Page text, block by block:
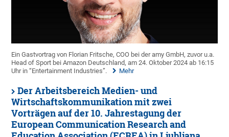
Ein Gastvortrag von Florian Fritsche, COO bei der amy GmbH, zuvor u.a.
Head of Sport bei Amazon Deutschland, am 24. Oktober 2024 ab 16:15
Uhr in “Entertainment Industries”.
Mehr
Der Arbeitsbereich Medien- und
Wirtschaftskommunikation mit zwei
Vorträgen auf der 10. Jahrestagung der
European Communication Research and